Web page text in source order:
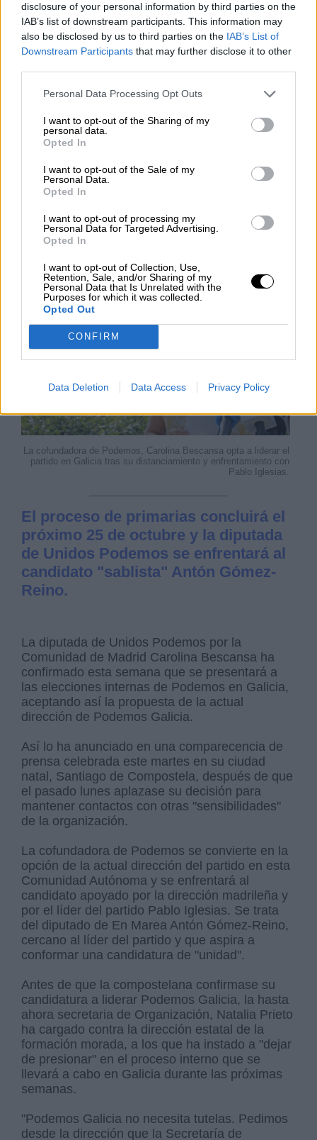
disclosure of your personal information by third parties on the
IAB’s list of downstream participants. This information may
also be disclosed by us to third parties on the IAB’s List of
Downstream Participants that may further disclose it to other
Personal Data Processing Opt Outs
I want to opt-out of the Sharing of my
personal data.
Opted In
I want to opt-out of the Sale of my
Personal Data.
Opted In
I want to opt-out of processing my
Personal Data for Targeted Advertising.
Opted In
I want to opt-out of Collection, Use,
Retention, Sale, and/or Sharing of my
Personal Data that Is Unrelated with the
Purposes for which it was collected.
Opted Out
CONFIRM
Data Deletion Data Access Privacy Policy
NOTICIAS MAS VISTAS
Carolina Bescansa luchará por la
dirección de Podemos en Galicia
Mas artículos del mismo autor/a
La cofundadora de Podemos, Carolina Bescansa opta a liderar el
partido en Galicia tras su distanciamiento y enfrentamiento con
Pablo Iglesias.
El proceso de primarias concluirá el
próximo 25 de octubre y la diputada
de Unidos Podemos se enfrentará al
candidato "sablista" Antón Gómez-
Reino.
La diputada de Unidos Podemos por la
Comunidad de Madrid Carolina Bescansa ha
confirmado esta semana que se presentará a
las elecciones internas de Podemos en Galicia,
aceptando así la propuesta de la actual
dirección de Podemos Galicia.
Así lo ha anunciado en una comparecencia de
prensa celebrada este martes en su ciudad
natal, Santiago de Compostela, después de que
el pasado lunes aplazase su decisión para
mantener contactos con otras "sensibilidades"
de la organización.
La cofundadora de Podemos se convierte en la
opción de la actual dirección del partido en esta
Comunidad Autónoma y se enfrentará al
candidato apoyado por la dirección madrileña y
por el líder del partido Pablo Iglesias. Se trata
del diputado de En Marea Antón Gómez-Reino,
cercano al líder del partido y que aspira a
conformar una candidatura de "unidad".
Antes de que la compostelana confirmase su
candidatura a liderar Podemos Galicia, la hasta
ahora secretaria de Organización, Natalia Prieto
ha cargado contra la dirección estatal de la
formación morada, a los que ha instado a "dejar
de presionar" en el proceso interno que se
llevará a cabo en Galicia durante las próximas
semanas.
"Podemos Galicia no necesita tutelas. Pedimos
desde la dirección que la Secretaría de